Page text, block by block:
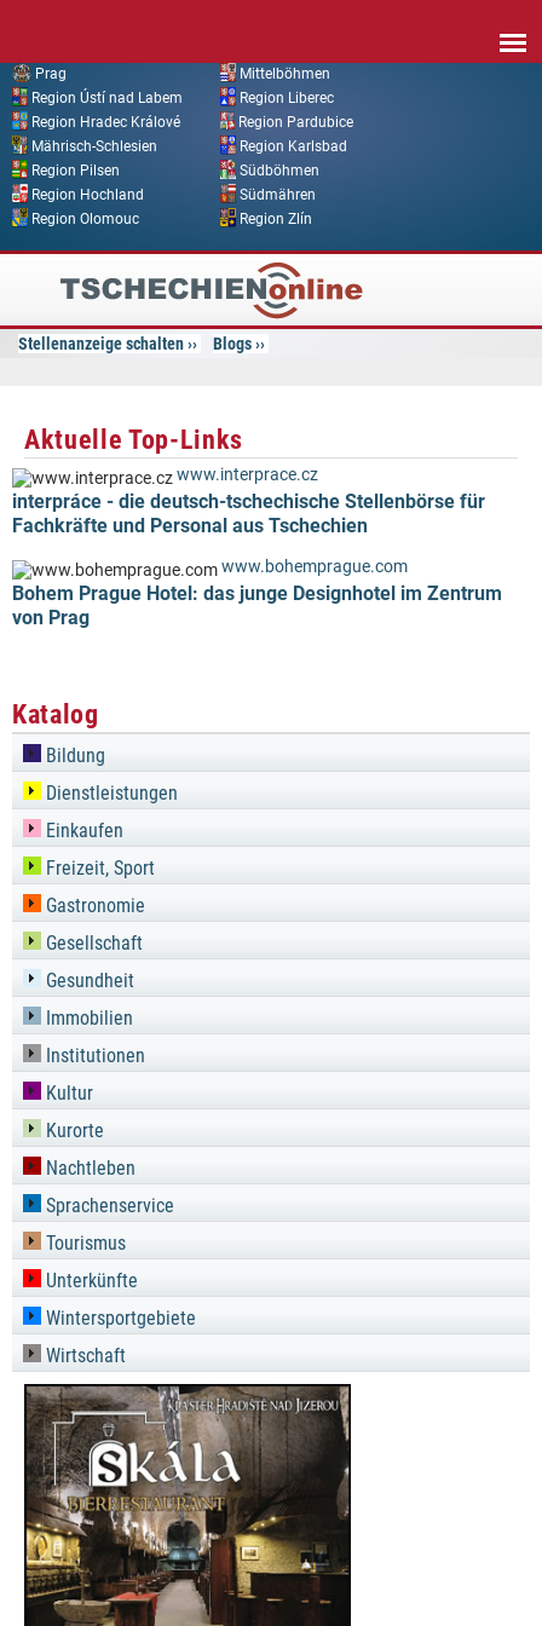
Prag
Mittelböhmen
Region Ústí nad Labem
Region Liberec
Region Hradec Králové
Region Pardubice
Mährisch-Schlesien
Region Karlsbad
Region Pilsen
Südböhmen
Region Hochland
Südmähren
Region Olomouc
Region Zlín
Tschechien
Online
Stellenanzeige schalten Blogs
Aktuelle Top-Links
www.interprace.cz
interpráce - die deutsch-tschechische Stellenbörse für
Fachkräfte und Personal aus Tschechien
www.bohemprague.com
Bohem Prague Hotel: das junge Designhotel im Zentrum
von Prag
Katalog
Bildung
Dienstleistungen
Einkaufen
Freizeit, Sport
Gastronomie
Gesellschaft
Gesundheit
Immobilien
Institutionen
Kultur
Kurorte
Nachtleben
Sprachenservice
Tourismus
Unterkünfte
Wintersportgebiete
Wirtschaft